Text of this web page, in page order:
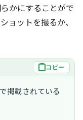
かにすることがで
ョットを撮るか、
コピー
掲載されている